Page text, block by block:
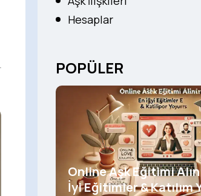
Hesaplar
POPÜLER
Online Aşk Eğitimi
İyi Eğitimler & Katılım